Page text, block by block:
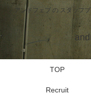
アンドフェブ の スタッフ
TOP
Recruit